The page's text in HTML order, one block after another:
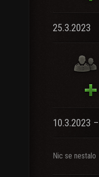
25.3.2023
10.3.2023
Nic se nestalo